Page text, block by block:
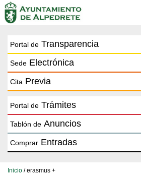
Portal de Transparencia
Sede Electrónica
Cita Previa
Portal de Trámites
Tablón de Anuncios
Comprar Entradas
Inicio / erasmus +